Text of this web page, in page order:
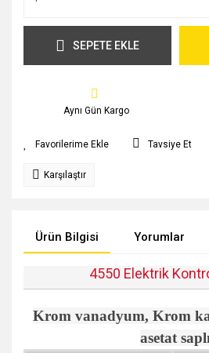
SEPETE EKLE
Aynı Gün Kargo
Tavsiye Et
Karşılaştır
Ürün Bilgisi Yorumlar
4550 Elektrik
Krom vanadyum, Krom
asetat saplı